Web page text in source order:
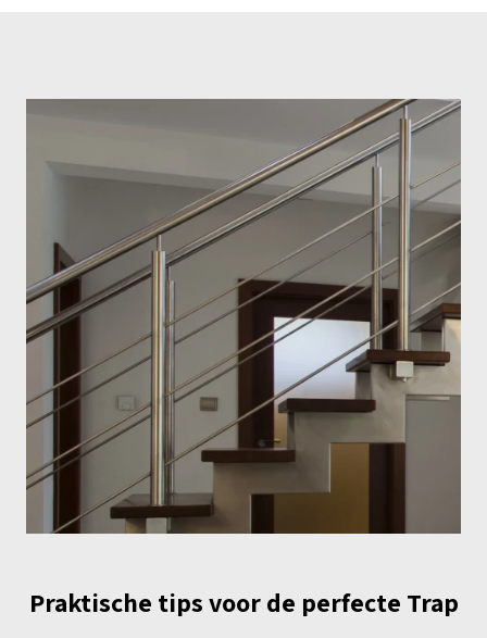
Praktische tips voor de perfecte Trap